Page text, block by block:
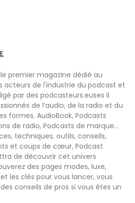
premier magazine dédié au
acteurs de l'industrie du podcast et
par des podcasteurs.euses il
de l’audio, de la radio et du
formes. AudioBook, Podcasts
de radio, Podcasts de marque…
techniques, outils, conseils,
et coups de cœur, Podcast
de découvrir cet univers
des pages modes, luxe,
les clés pour vous lancer, vous
conseils de pros si vous êtes un